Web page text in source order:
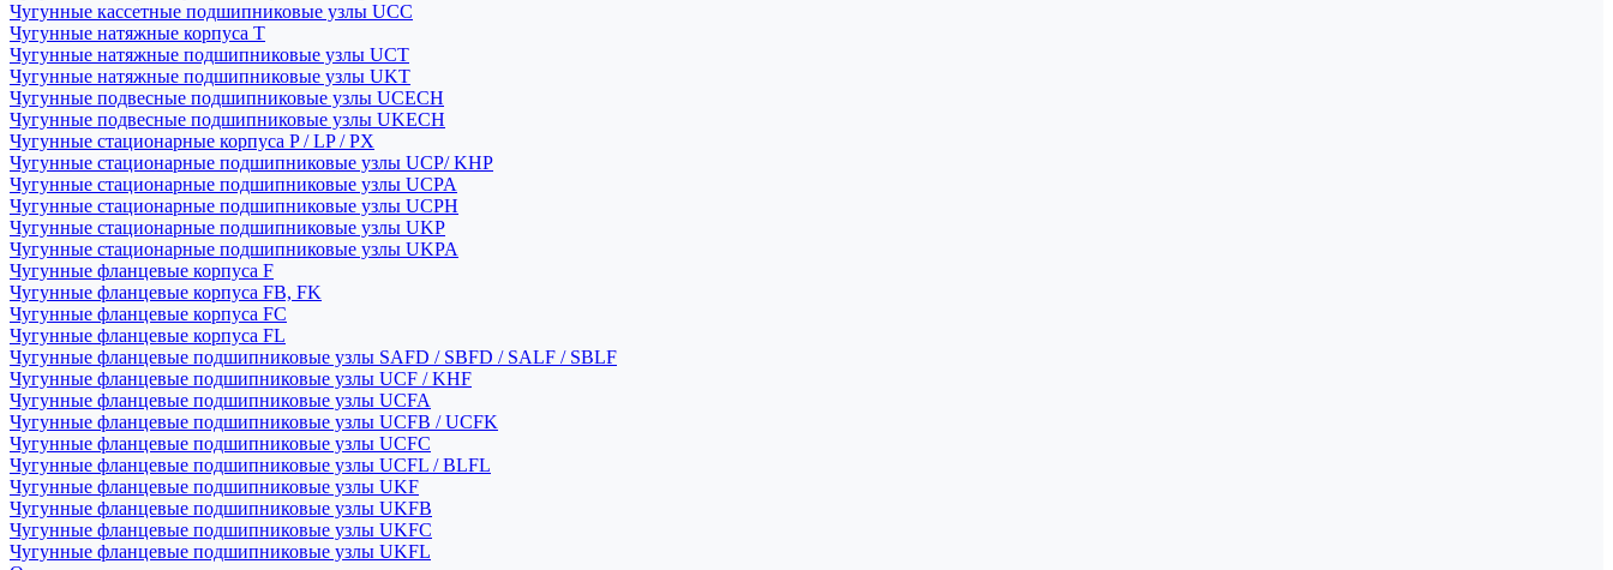
Чугунные кассетные подшипниковые узлы UCC
Чугунные натяжные корпуса T
Чугунные натяжные подшипниковые узлы UCT
Чугунные натяжные подшипниковые узлы UKT
Чугунные подвесные подшипниковые узлы UCECH
Чугунные подвесные подшипниковые узлы UKECH
Чугунные стационарные корпуса P / LP / PX
Чугунные стационарные подшипниковые узлы UCP/ KHP
Чугунные стационарные подшипниковые узлы UCPA
Чугунные стационарные подшипниковые узлы UCPH
Чугунные стационарные подшипниковые узлы UKP
Чугунные стационарные подшипниковые узлы UKPA
Чугунные фланцевые корпуса F
Чугунные фланцевые корпуса FB, FK
Чугунные фланцевые корпуса FC
Чугунные фланцевые корпуса FL
Чугунные фланцевые подшипниковые узлы SAFD / SBFD / SALF / SBLF
Чугунные фланцевые подшипниковые узлы UCF / KHF
Чугунные фланцевые подшипниковые узлы UCFA
Чугунные фланцевые подшипниковые узлы UCFB / UCFK
Чугунные фланцевые подшипниковые узлы UCFC
Чугунные фланцевые подшипниковые узлы UCFL / BLFL
Чугунные фланцевые подшипниковые узлы UKF
Чугунные фланцевые подшипниковые узлы UKFB
Чугунные фланцевые подшипниковые узлы UKFC
Чугунные фланцевые подшипниковые узлы UKFL